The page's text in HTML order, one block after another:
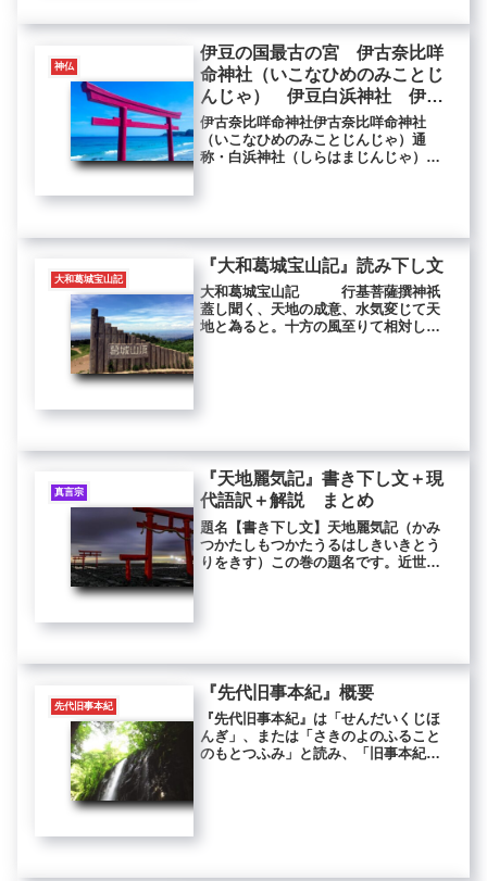
神仏
伊豆の国最古の宮 伊古奈比咩
命神社（いこなひめのみことじ
んじゃ） 伊豆白浜神社 伊豆
白濱神社
伊古奈比咩命神社伊古奈比咩命神社
（いこなひめのみことじんじゃ）通
称・白浜神社（しらはまじんじゃ）所
大和葛城宝山記
『大和葛城宝山記』読み下し文
大和葛城宝山記 行基菩薩撰神祇
蓋し聞く、天地の成意、水気変じて天
地と為ると。十方の風至りて相対し、
真言宗
『天地麗気記』書き下し文＋現
代語訳＋解説 まとめ
題名【書き下し文】天地麗気記（かみ
つかたしもつかたうるはしきいきとう
りをきす）この巻の題名です。近世の
先代旧事本紀
『先代旧事本紀』概要
『先代旧事本紀』は「せんだいくじほ
んぎ」、または「さきのよのふること
のもとつふみ」と読み、「旧事本紀